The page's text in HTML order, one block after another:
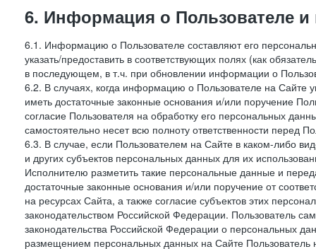
6. Информация о Пользователе
6.1. Информацию о Пользователе составляют его
указать/предоставить в соответствующих полях (как
в последующем, в т.ч. при обновлении информации о
6.2. В случаях, когда информацию о Пользователе на Сайте
иметь достаточные законные основания и/или поручение
согласие Пользователя на обработку его персональных
самостоятельно несет всю полноту ответственности перед
6.3. В случае, если Пользователем на Сайте в каком-либо
и других субъектов персональных данных для их
Исполнителю разметить такие персональные данные и
достаточные законные основания и/или поручение от
на ресурсах Сайта, а также согласие субъектов этих
законодательством Российской Федерации. Пользователь
законодательства Российской Федерации о персональных
размещением персональных данных на Сайте Пользователь